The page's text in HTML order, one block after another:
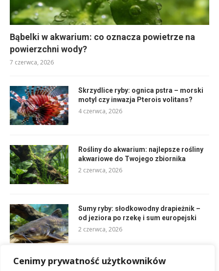
Cenimy prywatność użytkowników
Bąbelki w akwarium: co oznacza powietrze na
powierzchni wody?
7 czerwca, 2026
Skrzydlice ryby: ognica pstra – morski
motyl czy inwazja Pterois volitans?
4 czerwca, 2026
Rośliny do akwarium: najlepsze rośliny
akwariowe do Twojego zbiornika
2 czerwca, 2026
Sumy ryby: słodkowodny drapieżnik –
od jeziora po rzekę i sum europejski
2 czerwca, 2026
Brunatnice w akwarium: jak skutecznie